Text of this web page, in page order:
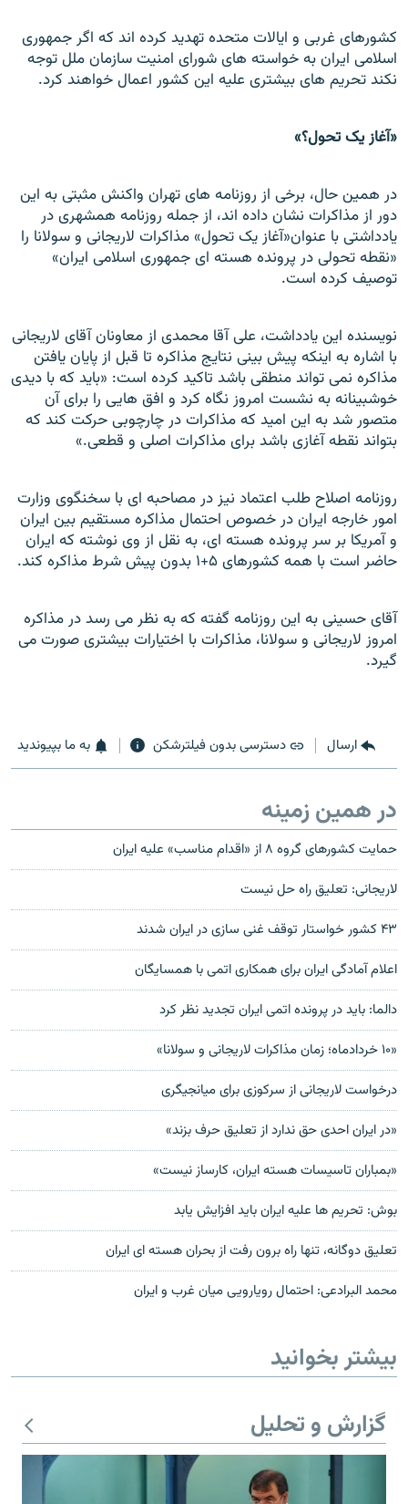
کشورهای غربی و ايالات متحده تهديد کرده اند که اگر جمهوری
اسلامی ایران به خواسته های شورای امنيت سازمان ملل توجه
نکند تحريم های بيشتری عليه اين کشور اعمال خواهند کرد.
«آغاز يک تحول؟»
در همين حال، برخی از روزنامه های تهران واکنش مثبتی به اين
دور از مذاکرات نشان داده اند، از جمله روزنامه همشهری در
يادداشتی با عنوان«آغاز يک تحول» مذاکرات لاريجانی و سولانا را
«نقطه تحولی در پرونده هسته ای جمهوری اسلامی ایران»
توصیف کرده است.
نويسنده اين يادداشت، علی آقا محمدی از معاونان آقای لاريجانی
با اشاره به اينکه پيش بينی نتايج مذاکره تا قبل از پايان يافتن
مذاکره نمی تواند منطقی باشد تاکيد کرده است: «بايد که با ديدی
خوشبينانه به نشست امروز نگاه کرد و افق هايی را برای آن
متصور شد به اين اميد که مذاکرات در چارچوبی حرکت کند که
بتواند نقطه آغازی باشد برای مذاکرات اصلی و قطعی.»
روزنامه اصلاح طلب اعتماد نيز در مصاحبه ای با سخنگوی وزارت
امور خارجه ایران در خصوص احتمال مذاکره مستقيم بين ايران
و آمريکا بر سر پرونده هسته ای، به نقل از وی نوشته که ايران
حاضر است با همه کشورهای ۵+۱ بدون پيش شرط مذاکره کند.
آقای حسينی به اين روزنامه گفته که به نظر می رسد در مذاکره
امروز لاريجانی و سولانا، مذاکرات با اختيارات بيشتری صورت می
گيرد.
ارسال دسترسی بدون فیلترشکن به ما بپیوندید
در همین زمینه
حمايت کشورهای گروه ۸ از «اقدام مناسب» عليه ايران
لاریجانی: تعلیق راه حل نیست
۴۳ کشور خواستار توقف غنی سازی در ایران شدند
اعلام آمادگی ايران برای همکاری اتمی با همسایگان
دالما: باید در پرونده اتمی ایران تجدید نظر کرد
«۱۰ خردادماه؛ زمان مذاکرات لاریجانی و سولانا»
درخواست لاریجانی از سرکوزی برای میانجیگری
«در ایران احدی حق ندارد از تعلیق حرف بزند»
«بمباران تاسیسات هسته ایران، کارساز نیست»
بوش: تحريم ها عليه ايران بايد افزايش يابد
تعلیق دوگانه، تنها راه برون رفت از بحران هسته ای ایران
محمد البرادعی: احتمال رویارویی میان غرب و ایران
بیشتر بخوانید
گزارش و تحلیل